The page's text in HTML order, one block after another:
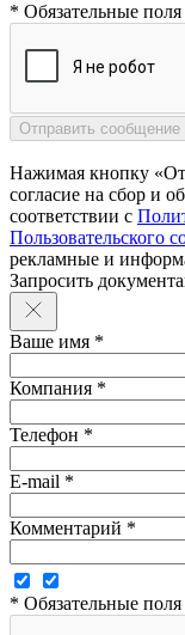
* Обязательные поля
Нажимая кнопку
согласие на сбор и
соответствии с
Пользовательского
рекламные и
Запросить
Ваше имя *
Компания *
Телефон *
E-mail *
Комментарий *
* Обязательные поля